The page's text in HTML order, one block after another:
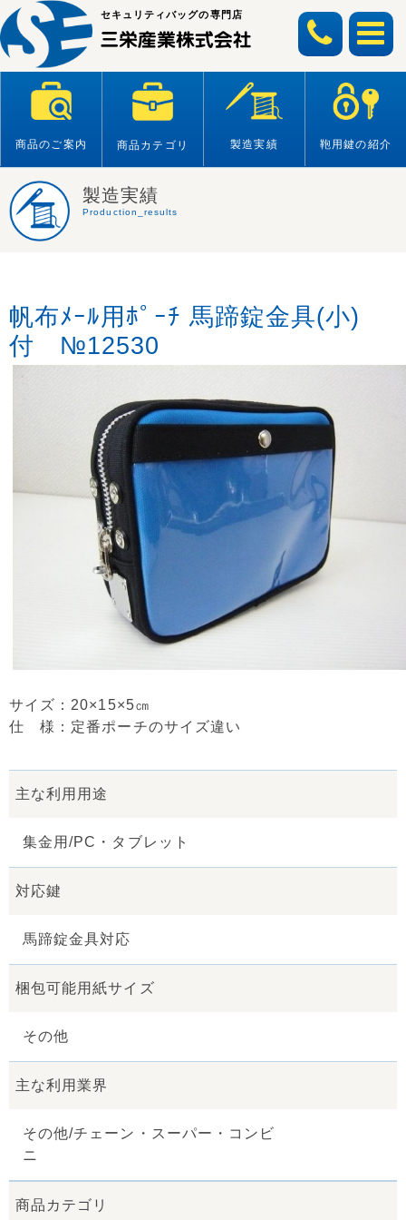
Skip
to
content
セキュリティバッグの専門店
商品のご案内 商品カテゴリ 製造実績 鞄用鍵の紹介
製造実績
Production_results
帆布ﾒｰﾙ用ﾎﾟｰﾁ 馬蹄錠金具(小)
付 №12530
サイズ：20×15×5㎝
仕 様：定番ポーチのサイズ違い
主な利用用途
集金用/PC・タブレット
対応鍵
馬蹄錠金具対応
梱包可能用紙サイズ
その他
主な利用業界
その他/チェーン・スーパー・コンビ
ニ
商品カテゴリ